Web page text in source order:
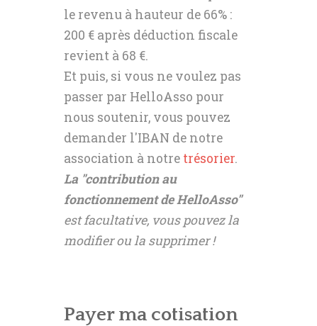
le revenu à hauteur de 66% :
200 € après déduction fiscale
revient à 68 €.
Et puis, si vous ne voulez pas
passer par HelloAsso pour
nous soutenir, vous pouvez
demander l'IBAN de notre
association à notre trésorier.
La "contribution au
fonctionnement de HelloAsso"
est facultative, vous pouvez la
modifier ou la supprimer !
Payer ma cotisation